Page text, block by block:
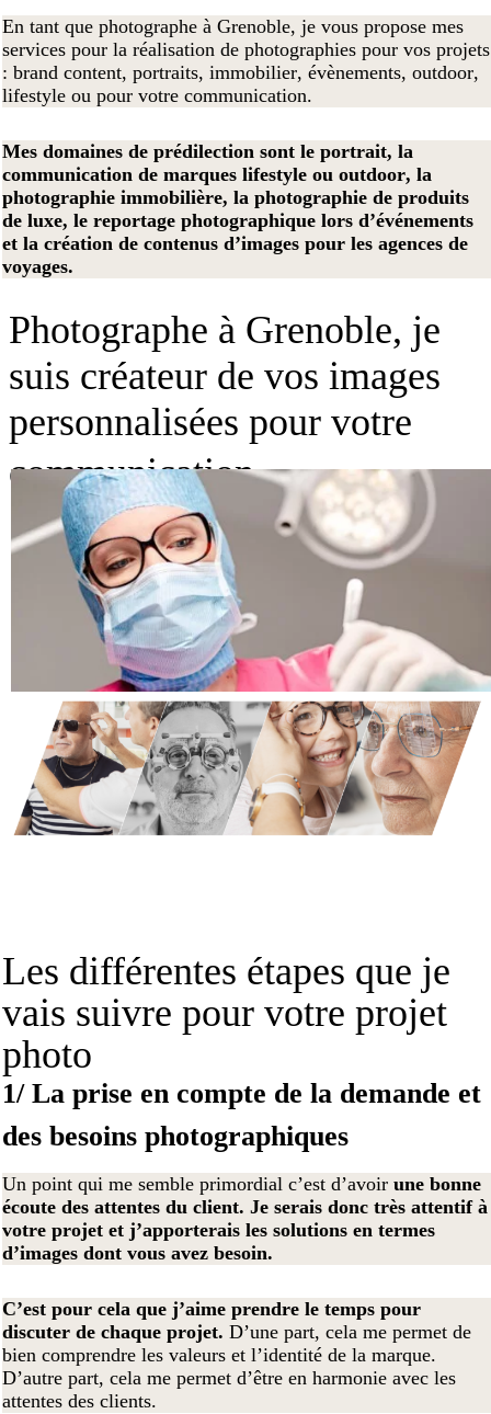
En tant que photographe à Grenoble, je vous propose mes
services pour la réalisation de photographies pour vos projets
: brand content, portraits, immobilier, évènements, outdoor,
lifestyle ou pour votre communication.
Mes domaines de prédilection sont le portrait, la
communication de marques lifestyle ou outdoor, la
photographie immobilière, la photographie de produits
de luxe, le reportage photographique lors d’événements
et la création de contenus d’images pour les agences de
voyages.
Photographe à Grenoble, je
suis créateur de vos images
personnalisées pour votre
communication
Les différentes étapes que je
vais suivre pour votre projet
photo
1/ La prise en compte de la demande et
des besoins photographiques
Un point qui me semble primordial c’est d’avoir une bonne
écoute des attentes du client. Je serais donc très attentif à
votre projet et j’apporterais les solutions en termes
d’images dont vous avez besoin.
C’est pour cela que j’aime prendre le temps pour
discuter de chaque projet. D’une part, cela me permet de
bien comprendre les valeurs et l’identité de la marque.
D’autre part, cela me permet d’être en harmonie avec les
attentes des clients.